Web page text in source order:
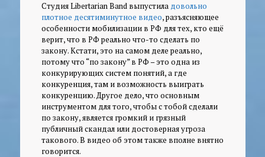
Студия Libertarian Band выпустила довольно
плотное десятиминутное видео, разъясняющее
особенности мобилизации в РФ для тех, кто ещё
верит, что в РФ реально что-то сделать по
закону. Кстати, это на самом деле реально,
потому что “по закону” в РФ – это одна из
конкурирующих систем понятий, а где
конкуренция, там и возможность выиграть
конкуренцию. Другое дело, что основным
инструментом для того, чтобы с тобой сделали
по закону, является громкий и грязный
публичный скандал или достоверная угроза
такового. В видео об этом также вполне внятно
говорится.